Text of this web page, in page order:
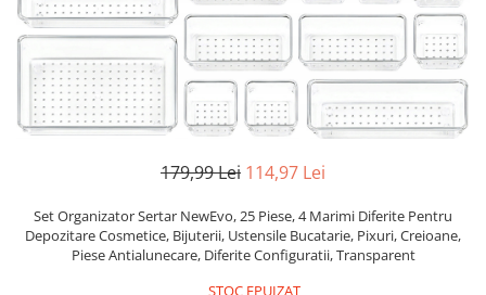
Accesorii prize si intrerupatoare
Becuri
Clesti si Patenti
Corpuri de iluminat interior
Echipamente protectia muncii
Folii si pungi alimentare
179,99 Lei 114,97 Lei
Set Organizator Sertar NewEvo, 25 Piese, 4 Marimi Diferite Pentru
Depozitare Cosmetice, Bijuterii, Ustensile Bucatarie, Pixuri, Creioane,
Piese Antialunecare, Diferite Configuratii, Transparent
STOC EPUIZAT